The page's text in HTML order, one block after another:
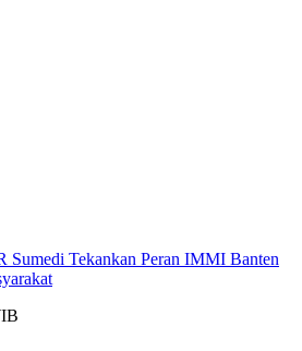
Sumedi Tekankan Peran IMMI Banten